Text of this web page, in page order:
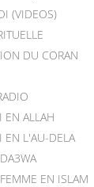
(VIDEOS)
DU CORAN
EN ALLAH
EN L'AU-DELA
EN ISLAM